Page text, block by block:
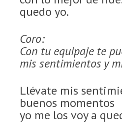
quedo yo.
Coro:
Con tu equipaje te
mis sentimientos y
Llévate mis
buenos momentos
yo me los voy a